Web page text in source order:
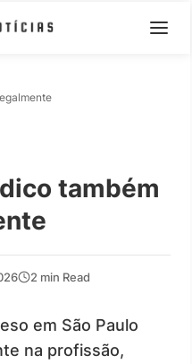
também
2 min Read
em São Paulo
na profissão,